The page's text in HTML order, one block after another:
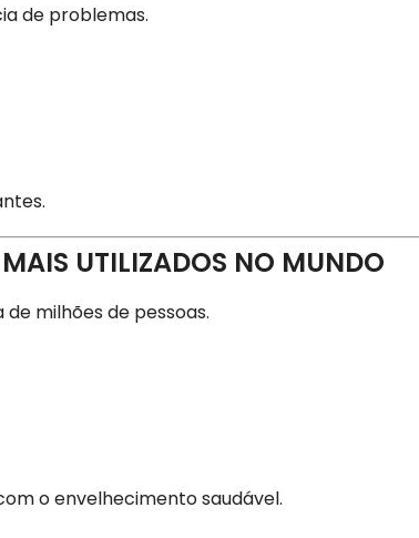
de problemas.
UTILIZADOS NO MUNDO
milhões de pessoas.
o envelhecimento saudável.